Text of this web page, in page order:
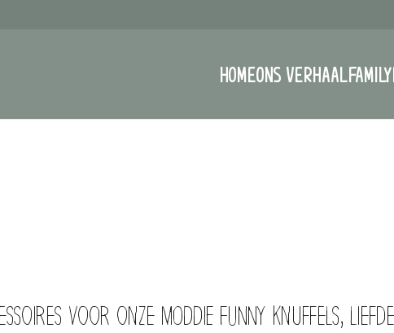
HOMEONS VERHAALFAMILY
voor onze MODDIE FUNNY knuffels,